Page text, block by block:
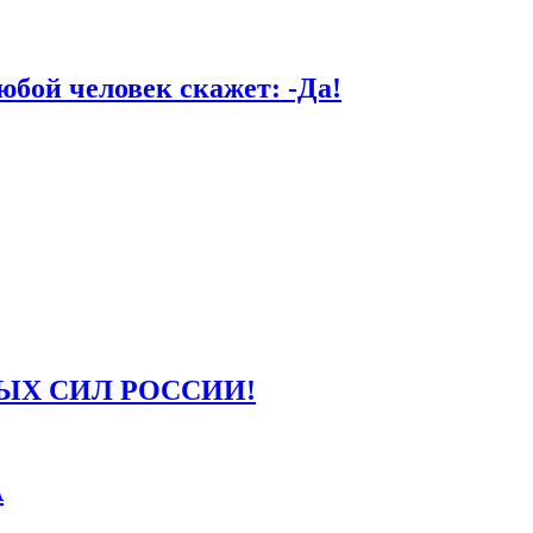
человек скажет: -Да!
СИЛ РОССИИ!